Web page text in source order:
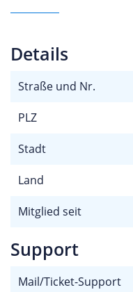
Details
Straße und Nr.
PLZ
Stadt
Land
Mitglied seit
Support
Mail/Ticket-Support